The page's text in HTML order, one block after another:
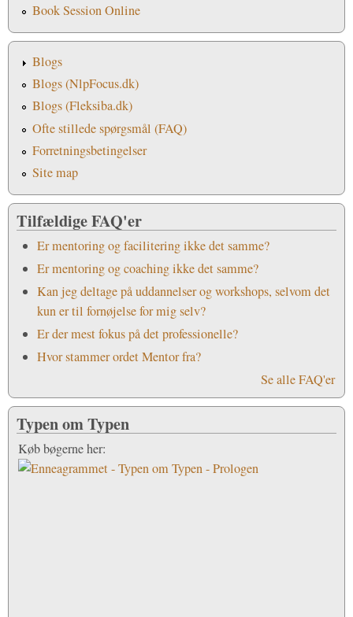
Book Session Online
Blogs
Blogs (NlpFocus.dk)
Blogs (Fleksiba.dk)
Ofte stillede spørgsmål (FAQ)
Forretningsbetingelser
Site map
Tilfældige FAQ'er
Er mentoring og facilitering ikke det samme?
Er mentoring og coaching ikke det samme?
Kan jeg deltage på uddannelser og workshops, selvom det
kun er til fornøjelse for mig selv?
Er der mest fokus på det professionelle?
Hvor stammer ordet Mentor fra?
Se alle FAQ'er
Typen om Typen
Køb bøgerne her: